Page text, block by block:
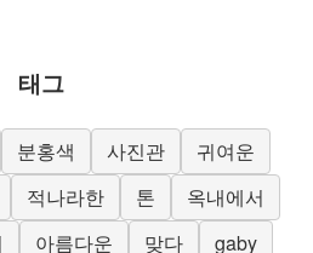
태그
분홍색 사진관
귀여운
적나라한 톤
옥내에서
아름다운 맞다 gaby